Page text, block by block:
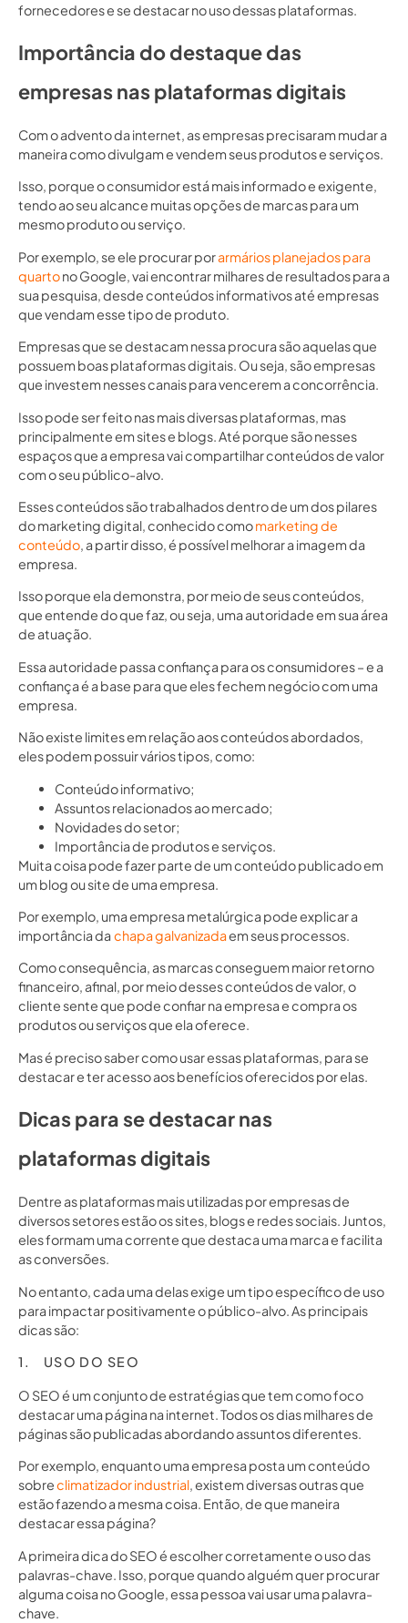
fornecedores e se destacar no uso dessas plataformas.
Importância do destaque das
empresas nas plataformas digitais
Com o advento da internet, as empresas precisaram mudar a
maneira como divulgam e vendem seus produtos e serviços.
Isso, porque o consumidor está mais informado e exigente,
tendo ao seu alcance muitas opções de marcas para um
mesmo produto ou serviço.
Por exemplo, se ele procurar porarmários planejados para
quartono Google, vai encontrar milhares de resultados para a
sua pesquisa, desde conteúdos informativos até empresas
que vendam esse tipo de produto.
Empresas que se destacam nessa procura são aquelas que
possuem boas plataformas digitais. Ou seja, são empresas
que investem nesses canais para vencerem a concorrência.
Isso pode ser feito nas mais diversas plataformas, mas
principalmente em sites e blogs. Até porque são nesses
espaços que a empresa vai compartilhar conteúdos de valor
com o seu público-alvo.
Esses conteúdos são trabalhados dentro de um dos pilares
do marketing digital, conhecido comomarketing de
conteúdo, a partir disso, é possível melhorar a imagem da
empresa.
Isso porque ela demonstra, por meio de seus conteúdos,
que entende do que faz, ou seja, uma autoridade em sua área
de atuação.
Essa autoridade passa confiança para os consumidores – e a
confiança é a base para que eles fechem negócio com uma
empresa.
Não existe limites em relação aos conteúdos abordados,
eles podem possuir vários tipos, como:
Conteúdo informativo;
Assuntos relacionados ao mercado;
Novidades do setor;
Importância de produtos e serviços.
Muita coisa pode fazer parte de um conteúdo publicado em
um blog ou site de uma empresa.
Por exemplo, uma empresa metalúrgica pode explicar a
importância dachapa galvanizadaem seus processos.
Como consequência, as marcas conseguem maior retorno
financeiro, afinal, por meio desses conteúdos de valor, o
cliente sente que pode confiar na empresa e compra os
produtos ou serviços que ela oferece.
Mas é preciso saber como usar essas plataformas, para se
destacar e ter acesso aos benefícios oferecidos por elas.
Dicas para se destacar nas
plataformas digitais
Dentre as plataformas mais utilizadas por empresas de
diversos setores estão os sites, blogs e redes sociais. Juntos,
eles formam uma corrente que destaca uma marca e facilita
as conversões.
No entanto, cada uma delas exige um tipo específico de uso
para impactar positivamente o público-alvo. As principais
dicas são:
1. USO DO SEO
O SEO é um conjunto de estratégias que tem como foco
destacar uma página na internet. Todos os dias milhares de
páginas são publicadas abordando assuntos diferentes.
Por exemplo, enquanto uma empresa posta um conteúdo
sobreclimatizador industrial, existem diversas outras que
estão fazendo a mesma coisa. Então, de que maneira
destacar essa página?
A primeira dica do SEO é escolher corretamente o uso das
palavras-chave. Isso, porque quando alguém quer procurar
alguma coisa no Google, essa pessoa vai usar uma palavra-
chave.